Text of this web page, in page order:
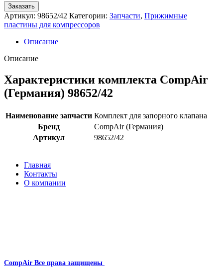
Заказать
Артикул: 98652/42 Категории: Запчасти, Прижимные
пластины для компрессоров
Описание
Описание
Характеристики комплекта CompAir
(Германия) 98652/42
Наименование запчасти Комплект для запорного клапана
Бренд
CompAir (Германия)
Артикул
98652/42
Главная
Контакты
О компании
CompAir Все права защищены